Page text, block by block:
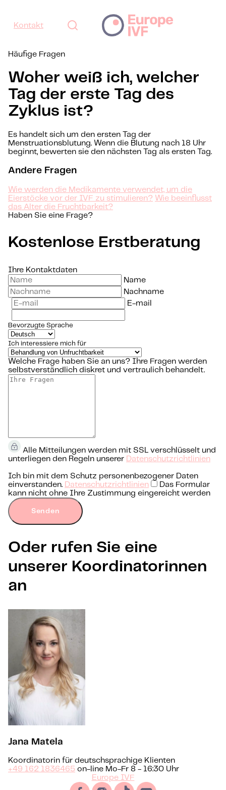
Kontakt
Häufige Fragen
Woher weiß ich, welcher
Tag der erste Tag des
Zyklus ist?
Es handelt sich um den ersten Tag der
Menstruationsblutung. Wenn die Blutung nach 18 Uhr
beginnt, bewerten sie den nächsten Tag als ersten Tag.
Andere Fragen
Wie werden die Medikamente verwendet, um die
Eierstöcke vor der IVF zu stimulieren? Wie beeinflusst
das Alter die Fruchtbarkeit?
Haben Sie eine Frage?
Kostenlose Erstberatung
Ihre Kontaktdaten
Name
Nachname
E-mail
Bevorzugte Sprache
Ich interessiere mich für
Welche Frage haben Sie an uns?
Ihre Fragen werden
selbstverständlich diskret und vertraulich behandelt.
Alle Mitteilungen werden mit SSL verschlüsselt und
unterliegen den Regeln unserer
Datenschutzrichtlinien
Ich bin mit dem Schutz personenbezogener Daten
einverstanden.
Datenschutzrichtlinien
Das Formular
kann nicht ohne Ihre Zustimmung eingereicht werden
Senden
Oder rufen Sie eine
unserer Koordinatorinnen
an
Jana Matela
Koordinatorin für deutschsprachige Klienten
+49 162 1836465 on-line Mo-Fr 8 - 16:30 Uhr
Europe IVF